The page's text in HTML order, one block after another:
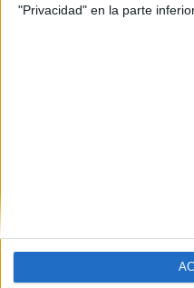
"Privacidad" en la parte